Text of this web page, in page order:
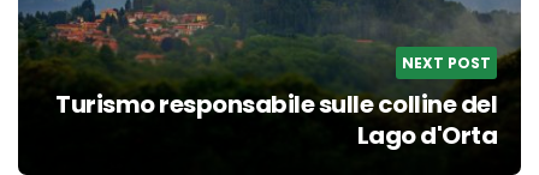
NEXT POST
Turismo responsabile sulle colline del
Lago d'Orta